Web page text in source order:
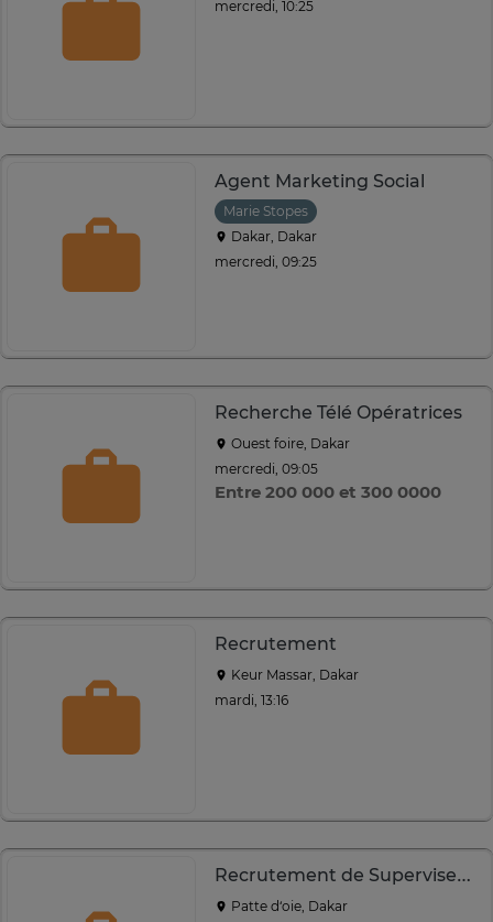
mercredi, 10:25
Agent Marketing Social
Marie Stopes
Dakar, Dakar
mercredi, 09:25
Recherche Télé Opératrices
Ouest foire, Dakar
mercredi, 09:05
Entre 200 000 et 300 0000
Recrutement
Keur Massar, Dakar
mardi, 13:16
Recrutement de Superviseurs
Patte d‘oie, Dakar